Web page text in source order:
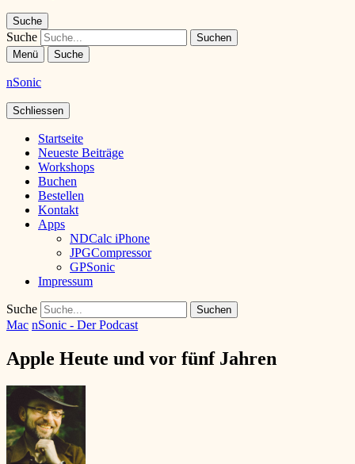
Suche
Suche
Menü Suche
nSonic
Schliessen
Startseite
Neueste Beiträge
Workshops
Buchen
Bestellen
Kontakt
Apps
NDCalc iPhone
JPGCompressor
GPSonic
Impressum
Suche
Mac nSonic - Der Podcast
Apple Heute und vor fünf Jahren